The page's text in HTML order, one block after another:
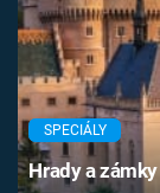
SPECIÁLY
Hrady a zámky